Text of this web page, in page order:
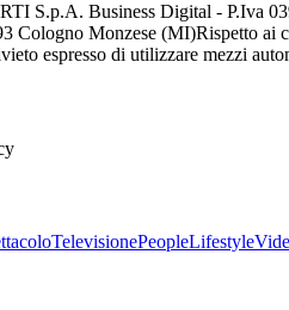
RTI S.p.A. Business Digital - P.Iva
Cologno Monzese (MI)Rispetto ai
espresso di utilizzare mezzi
TelevisionePeopleLifestyle